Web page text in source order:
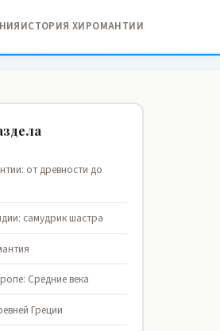
ИСТОРИЯ ХИРОМАНТИИ
от древности до
самудрик шастра
Средние века
Греции